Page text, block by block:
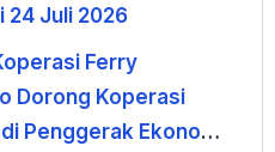
24 Juli 2026
Ferry
Dorong Koperasi
Penggerak Ekonomi